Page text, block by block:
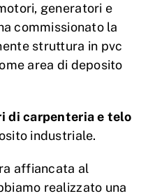
generatori e
commissionato la
struttura in pvc
area di deposito
di carpenteria e telo
industriale.
affiancata al
realizzato una